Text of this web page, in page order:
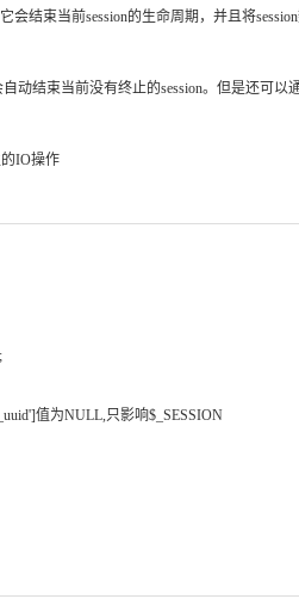
它会结束当前session的生命周期，并且将
动结束当前没有终止的session。但是还可以
的IO操作
值为NULL,只影响$_SESSION